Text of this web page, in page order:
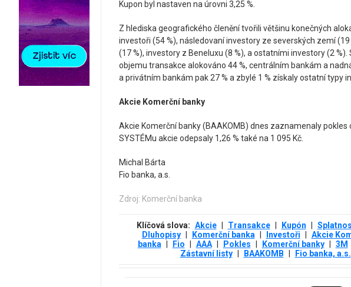
Kupon byl nastaven na úrovni 3,25 %.
Z hlediska geografického členění tvořili většinu konečných
investoři (54 %), následovaní investory ze severských zemí
(17 %), investory z Beneluxu (8 %), a ostatními investory (2
objemu transakce alokováno 44 %, centrálním bankám a
a privátním bankám pak 27 % a zbylé 1 % získaly ostatní typy
Akcie Komerční banky
Akcie Komerční banky (BAAKOMB) dnes zaznamenaly pokles
SYSTÉMu akcie odepsaly 1,26 % také na 1 095 Kč.
Michal Bárta
Fio banka, a.s.
Zdroj: Komerční banka
Klíčová slova: Akcie Transakce Kupón
Dluhopisy
Komerční banka Investoři Akcie
banka
Fio AAA Pokles Komerční banky 3М
Zástavní listy
BAAKOMB Fio banka, a.s.